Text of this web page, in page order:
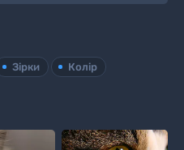
Зірки Колір